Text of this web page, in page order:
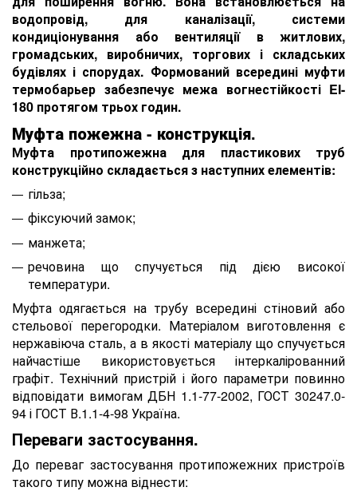
водопровід, для каналізації, системи
кондиціонування або вентиляції в житлових,
громадських, виробничих, торгових і складських
будівлях і спорудах. Формований всередині муфти
термобарьер забезпечує межа вогнестійкості EI-
180 протягом трьох годин.
Муфта пожежна - конструкція.
Муфта протипожежна для пластикових труб
конструкційно складається з наступних елементів:
гільза;
фіксуючий замок;
манжета;
речовина що спучується під дією високої
температури.
Муфта одягається на трубу всередині стіновий або
стельової перегородки. Матеріалом виготовлення є
нержавіюча сталь, а в якості матеріалу що спучується
найчастіше використовується інтеркалірованний
графіт. Технічний пристрій і його параметри повинно
відповідати вимогам ДБН 1.1-77-2002, ГОСТ 30247.0-
94 і ГОСТ В.1.1-4-98 Україна.
Переваги застосування.
До переваг застосування протипожежних пристроїв
такого типу можна віднести: